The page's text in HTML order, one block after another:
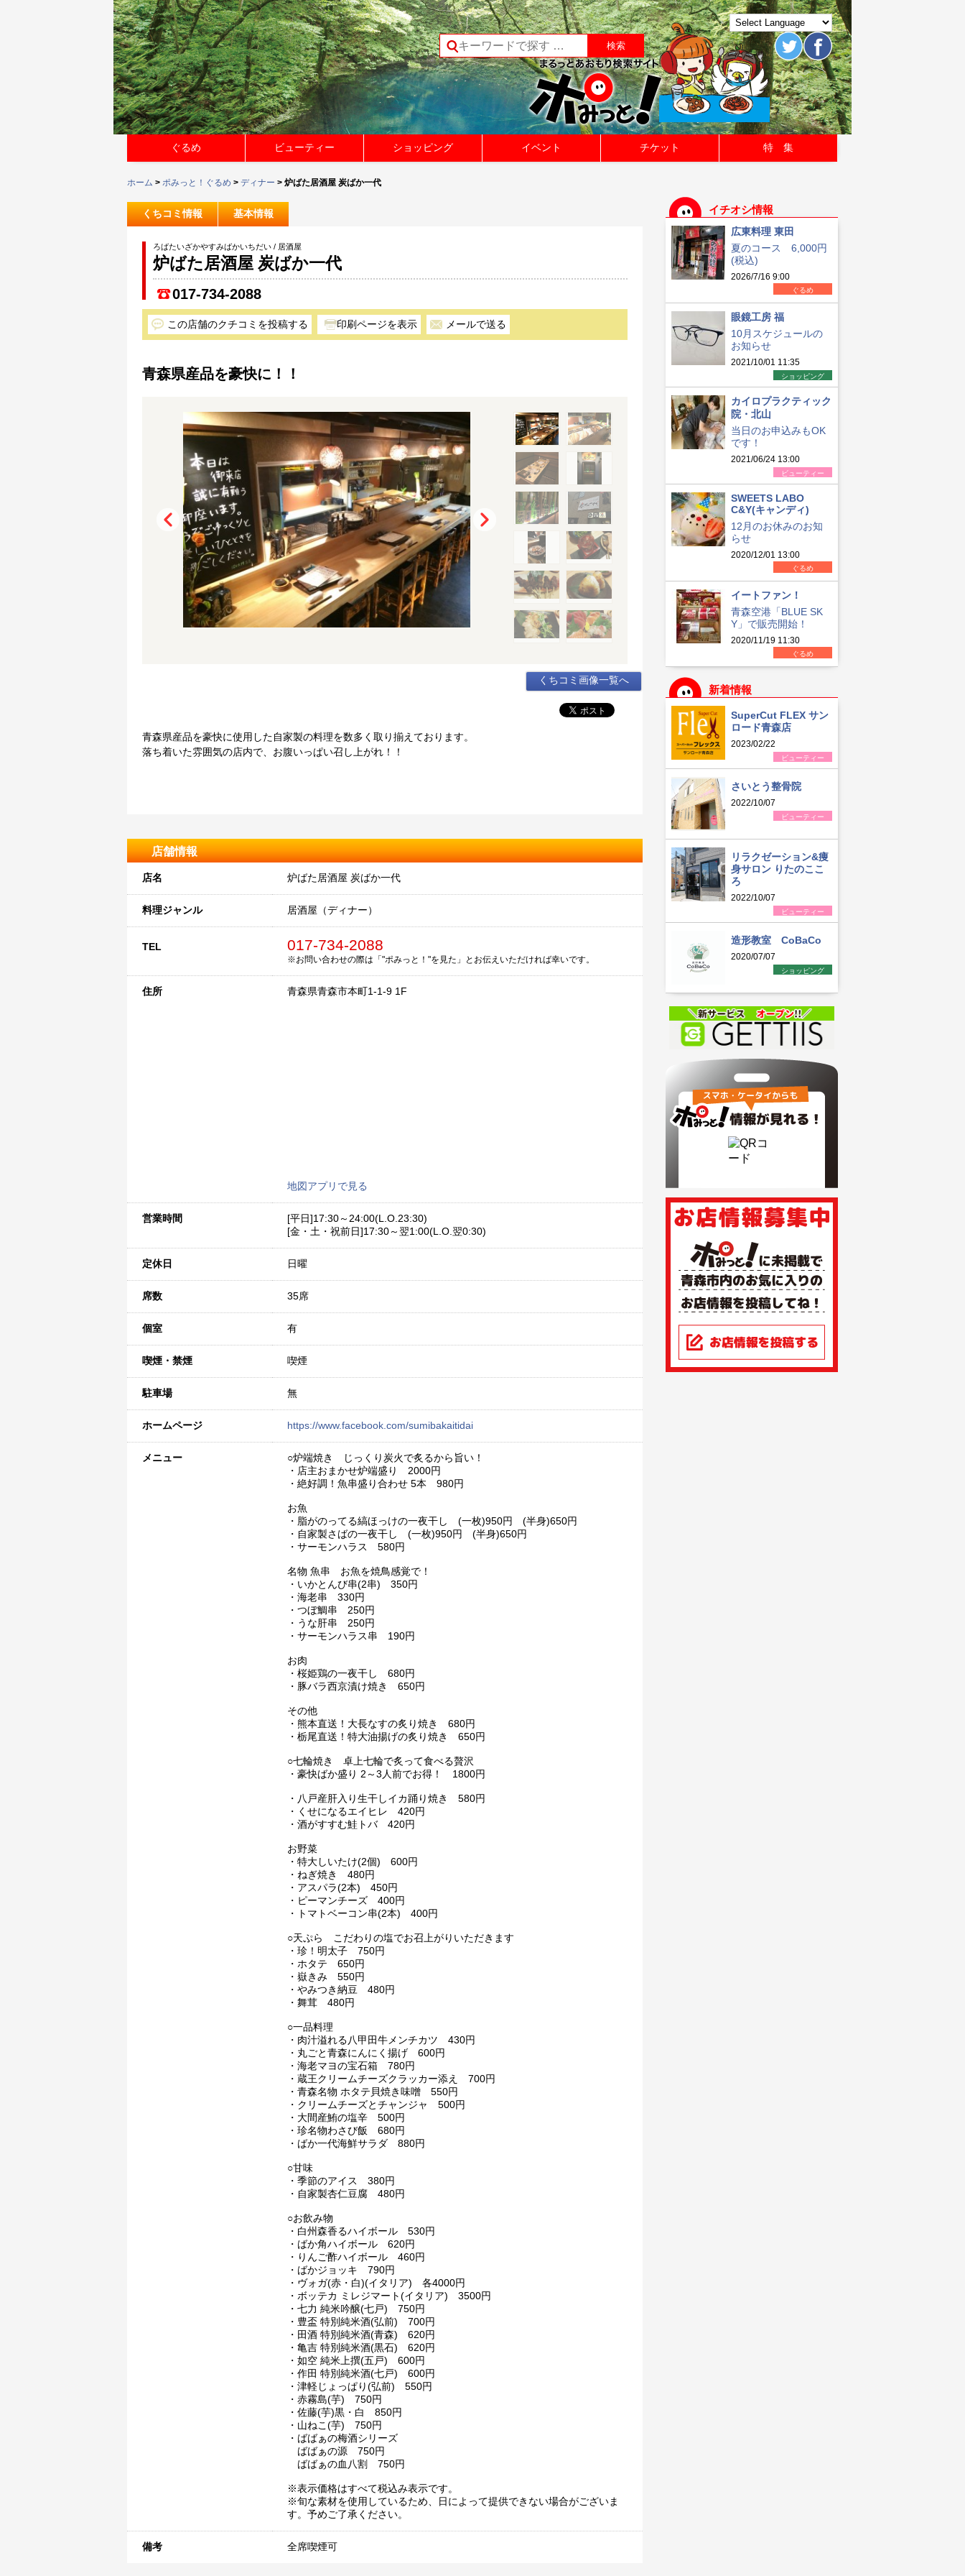
ぐるめ ビューティー ショッピング イベント チケット 特 集
ホーム > ポみっと！ぐるめ > ディナー > 炉ばた居酒屋 炭ばか一代
くちコミ情報 基本情報
ろばたいざかやすみばかいちだい / 居酒屋
炉ばた居酒屋 炭ばか一代
017-734-2088
この店舗のクチコミを投稿する メールで送る
青森県産品を豪快に！！
くちコミ画像一覧へ
青森県産品を豪快に使用した自家製の料理を数多く取り揃えております。
落ち着いた雰囲気の店内で、お腹いっぱい召し上がれ！！
店舗情報
店名 炉ばた居酒屋 炭ばか一代
料理ジャンル 居酒屋（ディナー）
TEL 017-734-2088
※お問い合わせの際は「"ポみっと！"を見た」とお伝えいただければ幸いです。
住所 青森県青森市本町1-1-9 1F
地図アプリで見る
営業時間
[平日]17:30～24:00(L.O.23:30)
[金・土・祝前日]17:30～翌1:00(L.O.翌0:30)
定休日 日曜
席数 35席
個室 有
喫煙・禁煙 喫煙
駐車場 無
ホームページ https://www.facebook.com/sumibakaitidai
メニュー
○炉端焼き じっくり炭火で炙るから旨い！
・店主おまかせ炉端盛り 2000円
・絶好調！魚串盛り合わせ 5本 980円
お魚
・脂がのってる縞ほっけの一夜干し (一枚)950円 (半身)650円
・自家製さばの一夜干し (一枚)950円 (半身)650円
・サーモンハラス 580円
名物 魚串 お魚を焼鳥感覚で！
・いかとんび串(2串) 350円
・海老串 330円
・つぼ鯛串 250円
・うな肝串 250円
・サーモンハラス串 190円
お肉
・桜姫鶏の一夜干し 680円
・豚バラ西京漬け焼き 650円
その他
・熊本直送！大長なすの炙り焼き 680円
・栃尾直送！特大油揚げの炙り焼き 650円
○七輪焼き 卓上七輪で炙って食べる贅沢
・豪快ばか盛り 2～3人前でお得！ 1800円
・八戸産肝入り生干しイカ踊り焼き 580円
・くせになるエイヒレ 420円
・酒がすすむ鮭トバ 420円
お野菜
・特大しいたけ(2個) 600円
・ねぎ焼き 480円
・アスパラ(2本) 450円
・ピーマンチーズ 400円
・トマトベーコン串(2本) 400円
○天ぷら こだわりの塩でお召上がりいただきます
・珍！明太子 750円
・ホタテ 650円
・嶽きみ 550円
・やみつき納豆 480円
・舞茸 480円
○一品料理
・肉汁溢れる八甲田牛メンチカツ 430円
・丸ごと青森にんにく揚げ 600円
・海老マヨの宝石箱 780円
・蔵王クリームチーズクラッカー添え 700円
・青森名物 ホタテ貝焼き味噌 550円
・クリームチーズとチャンジャ 500円
・大間産鮪の塩辛 500円
・珍名物わさび飯 680円
・ばか一代海鮮サラダ 880円
○甘味
・季節のアイス 380円
・自家製杏仁豆腐 480円
○お飲み物
・白州森香るハイボール 530円
・ばか角ハイボール 620円
・りんご酢ハイボール 460円
・ばかジョッキ 790円
・ヴォガ(赤・白)(イタリア) 各4000円
・ボッテカ ミレジマート(イタリア) 3500円
・七力 純米吟醸(七戸) 750円
・豊盃 特別純米酒(弘前) 700円
・田酒 特別純米酒(青森) 620円
・亀吉 特別純米酒(黒石) 620円
・如空 純米上撰(五戸) 600円
・作田 特別純米酒(七戸) 600円
・津軽じょっぱり(弘前) 550円
・赤霧島(芋) 750円
・佐藤(芋)黒・白 850円
・山ねこ(芋) 750円
・ばばぁの梅酒シリーズ
ばばぁの源 750円
ばばぁの血八割 750円
※表示価格はすべて税込み表示です。
※旬な素材を使用しているため、日によって提供できない場合がございま
す。予めご了承ください。
備考 全席喫煙可
イチオシ情報
広東料理 東田
夏のコース 6,000円
(税込)
2026/7/16 9:00
ぐるめ
眼鏡工房 福
10月スケジュールの
お知らせ
2021/10/01 11:35
ショッピング
カイロプラクティック
院・北山
当日のお申込みもOK
です！
2021/06/24 13:00
ビューティー
SWEETS LABO
C&Y(キャンディ)
12月のお休みのお知
らせ
2020/12/01 13:00
ぐるめ
イートファン！
青森空港「BLUE SK
Y」で販売開始！
2020/11/19 11:30
ぐるめ
新着情報
SuperCut FLEX サン
ロード青森店
2023/02/22
ビューティー
さいとう整骨院
2022/10/07
ビューティー
リラクゼーション&痩
身サロン りたのここ
ろ
2022/10/07
ビューティー
造形教室 CoBaCo
2020/07/07
ショッピング